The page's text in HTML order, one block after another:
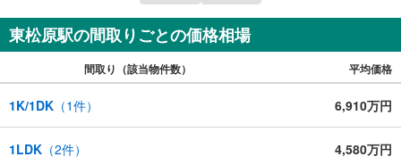
東松原駅の間取りごとの価格相場
間取り（該当物件数） 平均価格
1K/1DK （1件） 6,910万円
1LDK （2件） 4,580万円